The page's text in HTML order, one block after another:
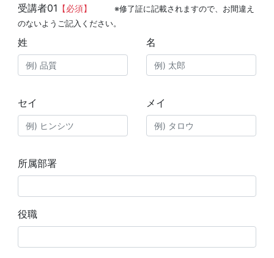
受講者01 【必須】
※修了証に記載されますので、お間違え
のないようご記入ください。
姓 名
セイ メイ
所属部署
役職